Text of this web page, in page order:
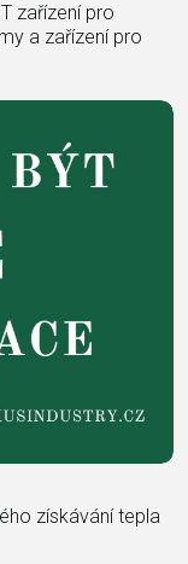
zařízení pro
a zařízení pro
získávání tepla